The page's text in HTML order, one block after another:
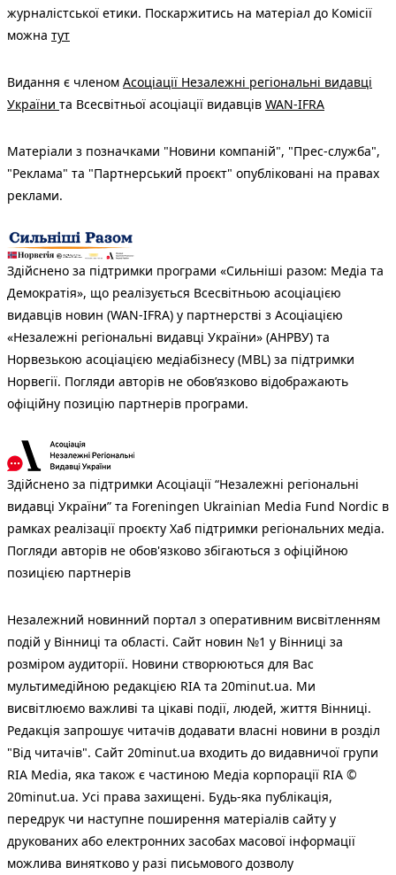
журналістської етики. Поскаржитись на матеріал до Комісії
можна тут
Видання є членом Асоціації Незалежні регіональні видавці
України та Всесвітньої асоціації видавців WAN-IFRA
Матеріали з позначками "Новини компаній", "Прес-служба",
"Реклама" та "Партнерський проєкт" опубліковані на правах
реклами.
Здійснено за підтримки програми «Сильніші разом: Медіа та
Демократія», що реалізується Всесвітньою асоціацією
видавців новин (WAN-IFRA) у партнерстві з Асоціацією
«Незалежні регіональні видавці України» (АНРВУ) та
Норвезькою асоціацією медіабізнесу (MBL) за підтримки
Норвегії. Погляди авторів не обов’язково відображають
офіційну позицію партнерів програми.
Здійснено за підтримки Асоціації “Незалежні регіональні
видавці України” та Foreningen Ukrainian Media Fund Nordic в
рамках реалізації проєкту Хаб підтримки регіональних медіа.
Погляди авторів не обов'язково збігаються з офіційною
позицією партнерів
Незалежний новинний портал з оперативним висвітленням
подій у Вінниці та області. Сайт новин №1 у Вінниці за
розміром аудиторії. Новини створюються для Вас
мультимедійною редакцією RIA та 20minut.ua. Ми
висвітлюємо важливі та цікаві події, людей, життя Вінниці.
Редакція запрошує читачів додавати власні новини в розділ
"Від читачів". Сайт 20minut.ua входить до видавничої групи
RIA Media, яка також є частиною Медіа корпорації RIA ©
20minut.ua. Усі права захищені. Будь-яка публiкацiя,
передрук чи наступне поширення матеріалів сайту у
друкованих або електронних засобах масової інформації
можлива винятково у разі письмового дозволу